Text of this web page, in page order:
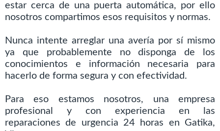
estar cerca de una puerta automática, por ello
nosotros compartimos esos requisitos y normas.
Nunca intente arreglar una avería por sí mismo
ya que probablemente no disponga de los
conocimientos e información necesaria para
hacerlo de forma segura y con efectividad.
Para eso estamos nosotros, una empresa
profesional y con experiencia en las
reparaciones de urgencia 24 horas en Gatika,